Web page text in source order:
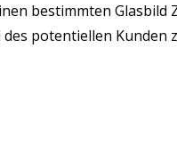
bestimmten Glasbild
potentiellen Kunden